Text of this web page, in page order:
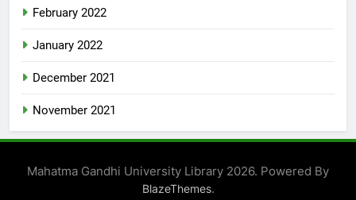
February 2022
January 2022
December 2021
November 2021
Mahatma Gandhi University Library 2026. Powered By
BlazeThemes.